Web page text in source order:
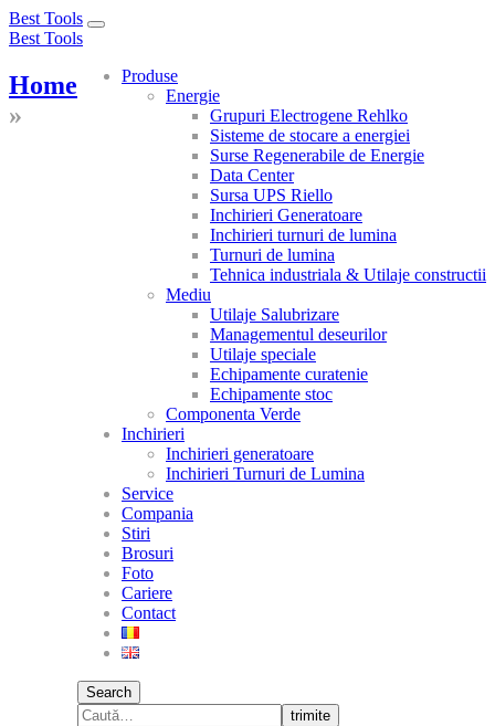
Best Tools
Toggle
Best Tools
Produse
Energie
Grupuri Electrogene Rehlko
Sisteme de stocare a energiei
Surse Regenerabile de Energie
Data Center
Sursa UPS Riello
Inchirieri Generatoare
Inchirieri turnuri de lumina
Turnuri de lumina
Tehnica industriala & Utilaje constructii
Mediu
Utilaje Salubrizare
Managementul deseurilor
Utilaje speciale
Echipamente curatenie
Echipamente stoc
Componenta Verde
Inchirieri
Inchirieri generatoare
Inchirieri Turnuri de Lumina
Service
Compania
Stiri
Brosuri
Foto
Cariere
Contact
Search
trimite
Home
»